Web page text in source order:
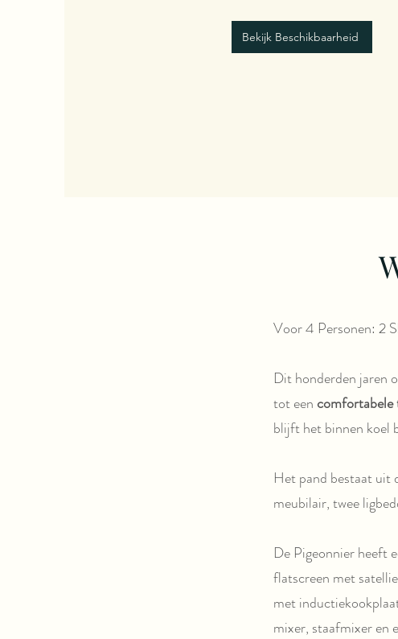
Bekijk Beschikbaarheid
Voor 4 Personen: 2
Dit honderden jaren
tot een comfortabele
blijft het binnen koel
Het pand bestaat uit
meubilair, twee
De Pigeonnier heeft
flatscreen met
met
mixer, staafmixer en